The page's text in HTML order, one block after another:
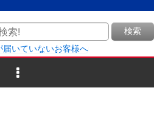
検索
届いていないお客様へ